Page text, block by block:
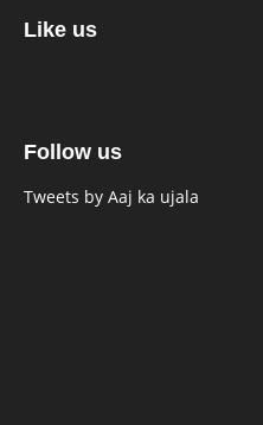
Like us
Follow us
Tweets by Aaj ka ujala